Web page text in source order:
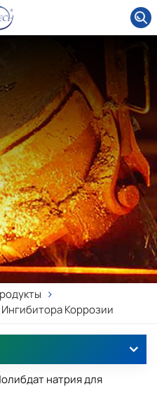
Коррозии
натрия для